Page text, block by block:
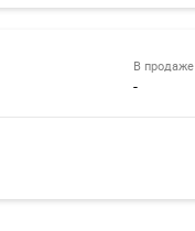
В продаже
-